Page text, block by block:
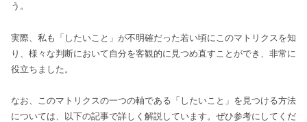
う。
実際、私も「したいこと」が不明確だった若い頃にこのマトリクスを知
り、様々な判断において自分を客観的に見つめ直すことができ、非常に
役立ちました。
なお、このマトリクスの一つの軸である「したいこと」を見つける方法
については、以下の記事で詳しく解説しています。ぜひ参考にしてくだ